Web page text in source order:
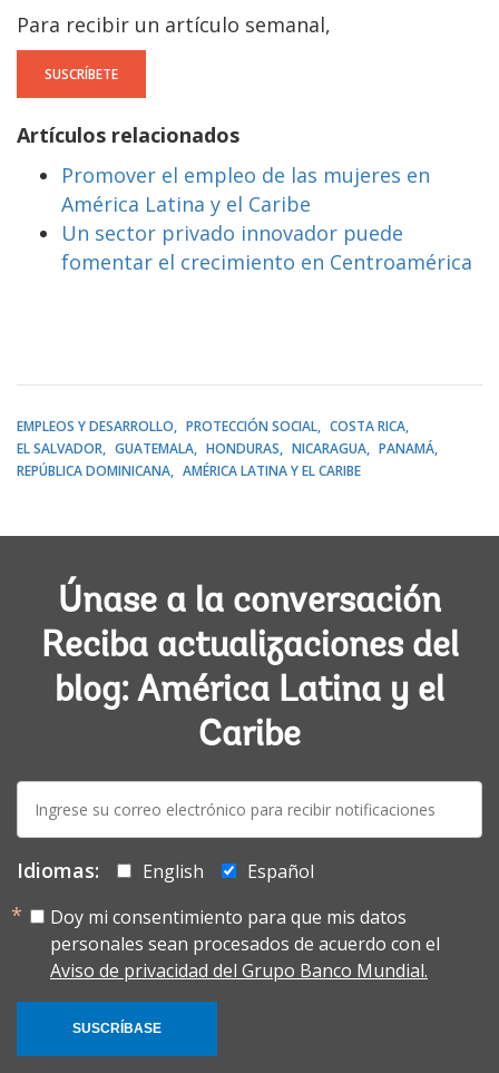
Para recibir un artículo semanal,
SUSCRÍBETE
Artículos relacionados
Promover el empleo de las mujeres en
América Latina y el Caribe
Un sector privado innovador puede
fomentar el crecimiento en Centroamérica
EMPLEOS Y DESARROLLO PROTECCIÓN SOCIAL
COSTA RICA
EL SALVADOR
GUATEMALA HONDURAS NICARAGUA
PANAMÁ
REPÚBLICA DOMINICANA
AMÉRICA LATINA Y EL CARIBE
Únase a la conversación
Reciba actualizaciones del
blog: América Latina y el
Caribe
mail:
Idiomas: English
Español
Doy mi consentimiento para que mis datos
personales sean procesados de acuerdo con el
Aviso de privacidad del Grupo Banco Mundial.
SUSCRÍBASE